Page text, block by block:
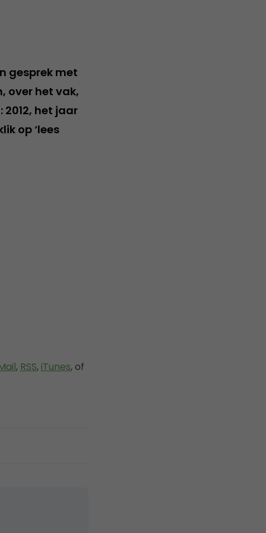
gesprek met
over het vak,
2012, het jaar
op ‘lees
, RSS, iTunes, of